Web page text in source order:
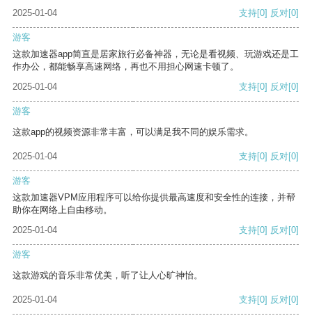
2025-01-04 支持[0] 反对[0]
游客
这款加速器app简直是居家旅行必备神器，无论是看视频、玩游戏还是工
作办公，都能畅享高速网络，再也不用担心网速卡顿了。
2025-01-04
支持[0] 反对[0]
游客
这款app的视频资源非常丰富，可以满足我不同的娱乐需求。
2025-01-04 支持[0] 反对[0]
游客
这款加速器VPM应用程序可以给你提供最高速度和安全性的连接，并帮
助你在网络上自由移动。
2025-01-04
支持[0] 反对[0]
游客
这款游戏的音乐非常优美，听了让人心旷神怡。
2025-01-04 支持[0] 反对[0]